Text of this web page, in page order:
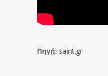
Πηγή: saint.gr